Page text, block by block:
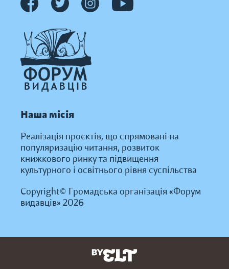
Наша місія
Реалізація проєктів, що спрямовані на
популяризацію читання, розвиток
книжкового ринку та підвищення
культурного і освітнього рівня суспільства
Copyright© Громадська організація «Форум
видавців» 2026